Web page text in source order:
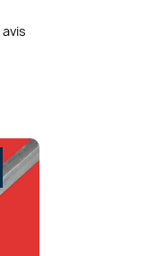
avis